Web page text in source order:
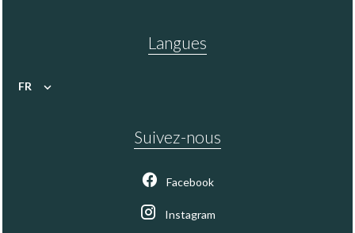
Langues
FR
Suivez-nous
Facebook
Instagram